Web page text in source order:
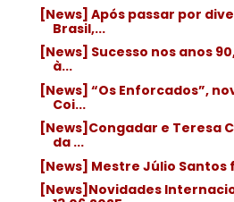
[News] Após passar por
Brasil,...
[News] Sucesso nos anos
à...
[News] “Os Enforcados”,
Coi...
[News]Congadar e Teresa
da ...
[News] Mestre Júlio
[News]Novidades